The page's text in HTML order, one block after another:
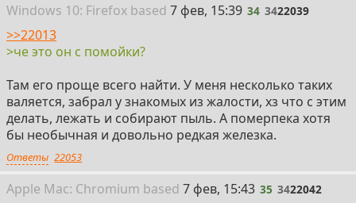
Windows 10: Firefox based 34
7 фев, 15:39 34 3422039
>>22013
>че это он с помойки?
Там его проще всего найти. У меня несколько таких
валяется, забрал у знакомых из жалости, хз что с этим
делать, лежать и собирают пыль. А померпека хотя
бы необычная и довольно редкая железка.
Ответы 22053
Apple Mac: Chromium based 35
7 фев, 15:43 35 3422042